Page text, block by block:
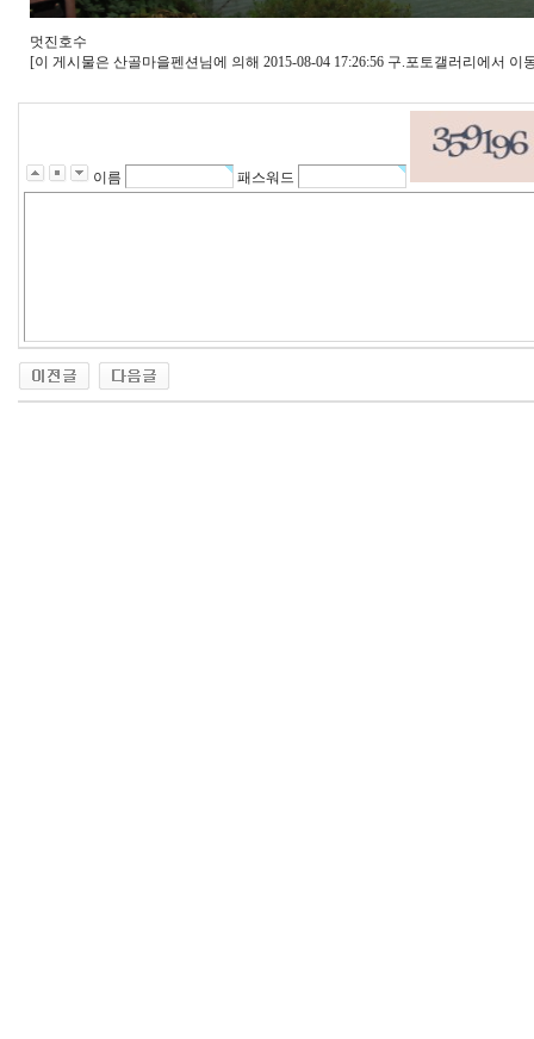
멋진호수
[이 게시물은 산골마을펜션님에 의해 2015-08-04 17:26:56 구.포토갤러리에서 이
이름 패스워드